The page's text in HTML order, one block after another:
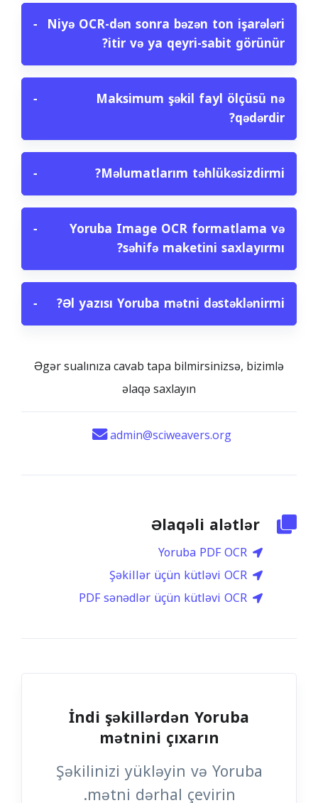
Niyə OCR-dən sonra bəzən ton işarələri
itir və ya qeyri-sabit görünür?
−
Maksimum şəkil fayl ölçüsü nə
qədərdir?
−
Məlumatlarım təhlükəsizdirmi?
−
Yoruba Image OCR formatlama və
səhifə maketini saxlayırmı?
−
Əl yazısı Yoruba mətni dəstəklənirmi?
−
Əgər sualınıza cavab tapa bilmirsinizsə, bizimlə
əlaqə saxlayın
admin@sciweavers.org
Əlaqəli alətlər
Yoruba PDF OCR
Şəkillər üçün kütləvi OCR
PDF sənədlər üçün kütləvi OCR
İndi şəkillərdən Yoruba
mətnini çıxarın
Şəkilinizi yükləyin və Yoruba
mətni dərhal çevirin.